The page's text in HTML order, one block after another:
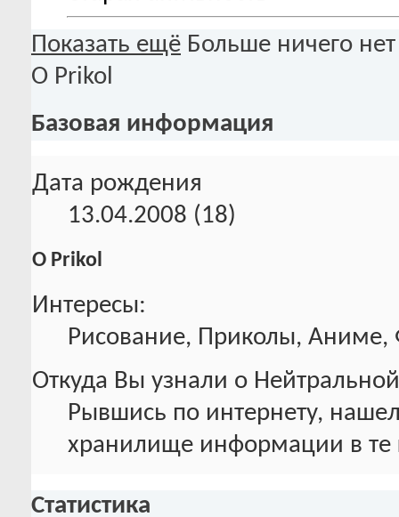
Показать ещё Больше ничего нет
О Prikol
Базовая информация
Дата рождения
13.04.2008 (18)
О Prikol
Интересы:
Рисование, Приколы,
Откуда Вы узнали о
Рывшись по интернету,
хранилище информации в те
Статистика